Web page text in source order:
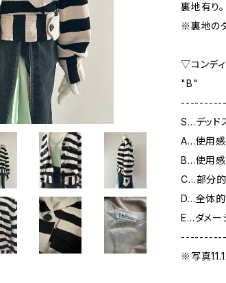
裏地有り。
※裏地の
▽コンディ
"B"
S…デッド
A…使用感
B…使用感
C…部分的
D…全体的
E…ダメー
※写真